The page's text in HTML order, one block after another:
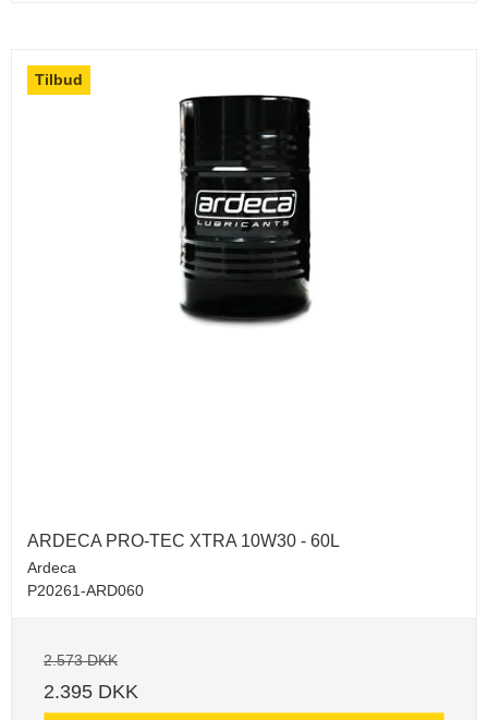
Tilbud
ARDECA PRO-TEC XTRA 10W30 - 60L
Ardeca
P20261-ARD060
2.573 DKK
2.395 DKK